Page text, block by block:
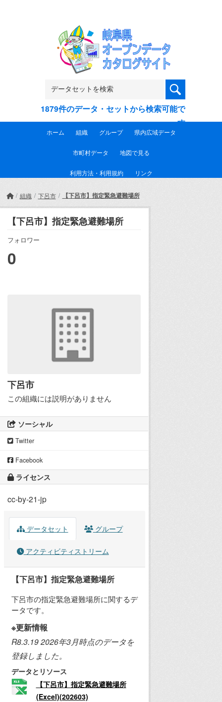
1879件のデータ・セットから検索可能で
す
ホーム 組織 グループ 県内広域データ
市町村データ 地図で見る
利用方法・利用規約 リンク
組織 下呂市 【下呂市】指定緊急避難場所
【下呂市】指定緊急避難場所
フォロワー
0
下呂市
この組織には説明がありません
ソーシャル
Twitter
Facebook
ライセンス
cc-by-21-jp
データセット グループ
アクティビティストリーム
【下呂市】指定緊急避難場所
下呂市の指定緊急避難場所に関するデ
ータです。
※更新情報
R8.3.19 2026年3月時点のデータを
登録しました。
データとリソース
【下呂市】指定緊急避難場所
(Excel)(202603)